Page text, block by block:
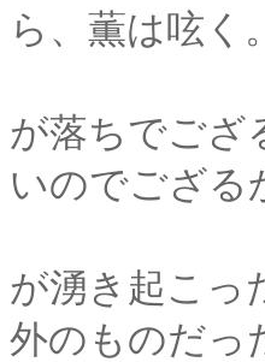
ら、薫は呟く。
「そんな
が落ちでござ
いのでござる
語尾が微
が湧き起こっ
外のものだっ